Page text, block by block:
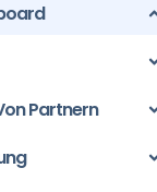
Partnern